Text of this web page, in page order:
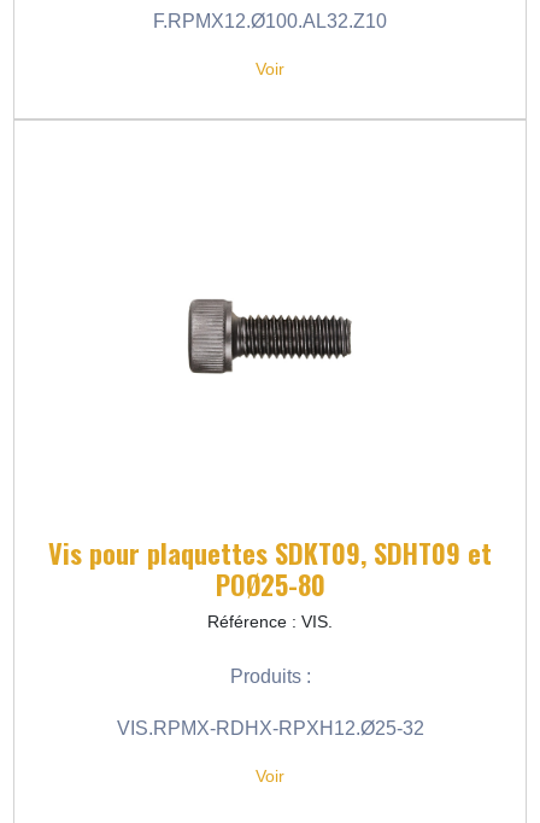
F.RPMX12.Ø100.AL32.Z10
Voir
Vis pour plaquettes SDKT09, SDHT09 et
POØ25-80
Référence : VIS.
Produits :
VIS.RPMX-RDHX-RPXH12.Ø25-32
Voir